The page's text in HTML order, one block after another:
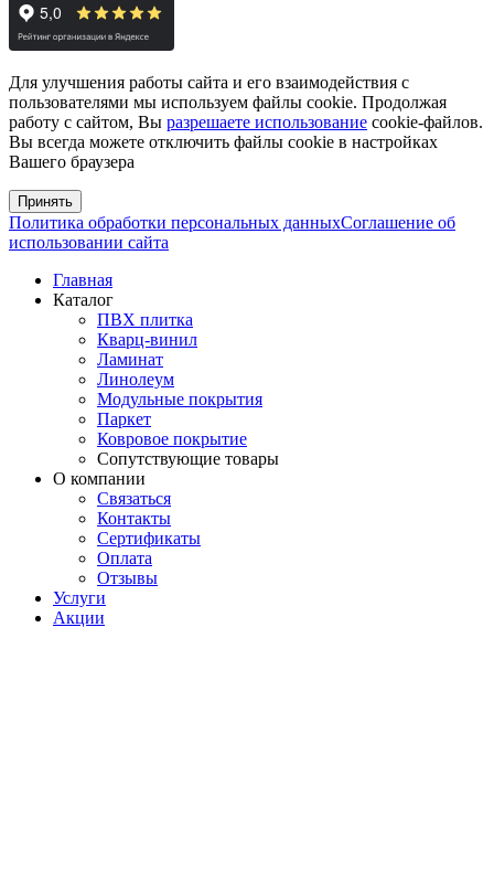
Для улучшения работы сайта и его взаимодействия с
пользователями мы используем файлы cookie. Продолжая
работу с сайтом, Вы разрешаете использование cookie-файлов.
Вы всегда можете отключить файлы cookie в настройках
Вашего браузера
Принять
Политика обработки персональных данныхСоглашение об
использовании сайта
Главная
Каталог
ПВХ плитка
Кварц-винил
Ламинат
Линолеум
Модульные покрытия
Паркет
Ковровое покрытие
Сопутствующие товары
О компании
Связаться
Контакты
Сертификаты
Оплата
Отзывы
Услуги
Акции